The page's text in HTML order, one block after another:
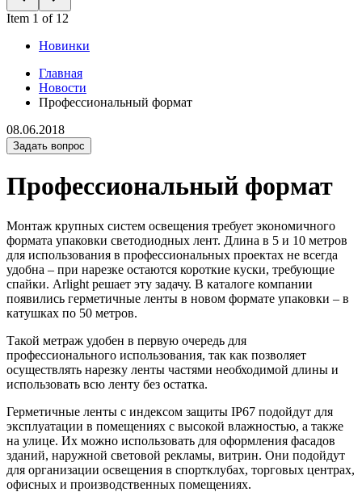
Item 1 of 12
Новинки
Главная
Новости
Профессиональный формат
08.06.2018
Задать вопрос
Профессиональный формат
Монтаж крупных систем освещения требует экономичного
формата упаковки светодиодных лент. Длина в 5 и 10 метров
для использования в профессиональных проектах не всегда
удобна – при нарезке остаются короткие куски, требующие
спайки. Arlight решает эту задачу. В каталоге компании
появились герметичные ленты в новом формате упаковки – в
катушках по 50 метров.
Такой метраж удобен в первую очередь для
профессионального использования, так как позволяет
осуществлять нарезку ленты частями необходимой длины и
использовать всю ленту без остатка.
Герметичные ленты с индексом защиты IP67 подойдут для
эксплуатации в помещениях с высокой влажностью, а также
на улице. Их можно использовать для оформления фасадов
зданий, наружной световой рекламы, витрин. Они подойдут
для организации освещения в спортклубах, торговых центрах,
офисных и производственных помещениях.